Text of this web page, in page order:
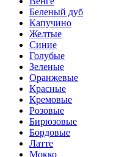
Беленый дуб
Капучино
Желтые
Синие
Голубые
Зеленые
Оранжевые
Красные
Кремовые
Розовые
Бирюзовые
Бордовые
Латте
Мокко